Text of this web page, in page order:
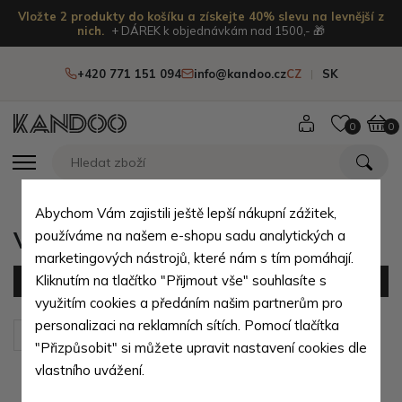
Vložte 2 produkty do košíku a získejte 40% slevu na levnější z
nich.
+ DÁREK k objednávkám nad 1500,- 🎁
+420 771 151 094 info@kandoo.czCZ SK
0 0
Velké dámské peněženky
Filtr (119 produktů)
Seřadit podle: Výchozí
Abychom Vám zajistili ještě lepší nákupní zážitek,
používáme na našem e-shopu sadu analytických a
marketingových nástrojů, které nám s tím pomáhají.
Kliknutím na tlačítko "Přijmout vše" souhlasíte s
využitím cookies a předáním našim partnerům pro
personalizaci na reklamních sítích. Pomocí tlačítka
"Přizpůsobit" si můžete upravit nastavení cookies dle
vlastního uvážení.